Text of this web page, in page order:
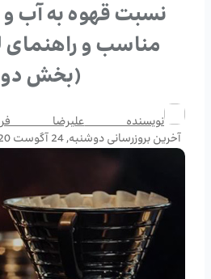
نسبت قهوه به آب و
مناسب و راهنمای
(بخش
نویسندهعلیرضا
آخرین بروزرسانیدوشنبه, 24 آگوست 20